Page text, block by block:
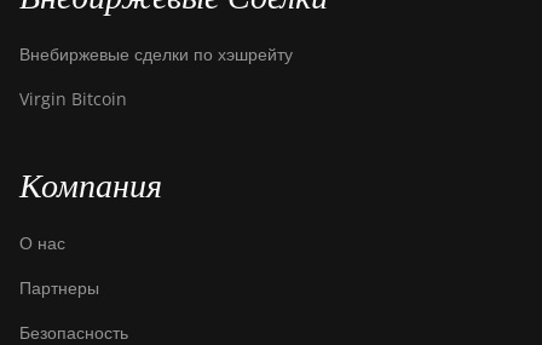
Внебиржевые сделки по хэшрейту
Virgin Bitcoin
Компания
О нас
Партнеры
Безопасность